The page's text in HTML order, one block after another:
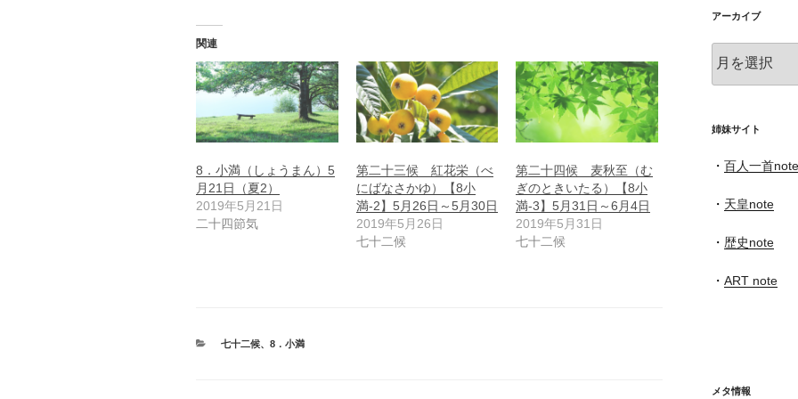
関連
8．小満（しょうまん）5
月21日（夏2）
2019年5月21日
二十四節気
第二十三候 紅花栄（べ
にばなさかゆ）【8小
満-2】5月26日～5月30日
2019年5月26日
七十二候
第二十四候 麦秋至（む
ぎのときいたる）【8小
満-3】5月31日～6月4日
2019年5月31日
七十二候
カ
七十二候、 8．小満
アーカイブ
ー
ブ
姉妹サイト
・ 百人一首note
・ 天皇note
・ 歴史note
・ ART note
メタ情報